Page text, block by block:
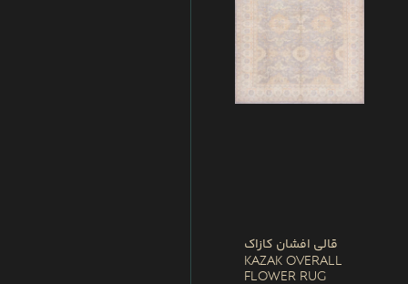
قالی افشان کازاک
Kazak Overall
Flower Rug